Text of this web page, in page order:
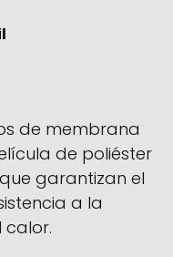
de membrana
de poliéster
garantizan el
a la
calor.